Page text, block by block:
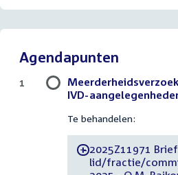
Agendapunten
IVD-
Te behandelen:
-2025Z11971
lid/fractie/
1